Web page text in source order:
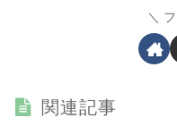
関連記事